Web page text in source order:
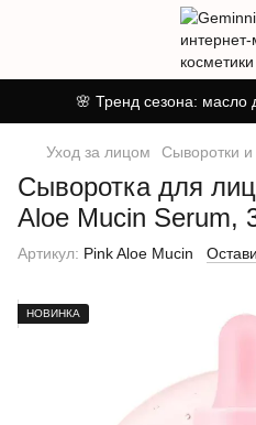
🌸 Тренд сезона: масло
Уход за лицом Сыворотки
Сыворотка для
Aloe Mucin Serum,
Артикул: Pink Aloe Mucin
НОВИНКА